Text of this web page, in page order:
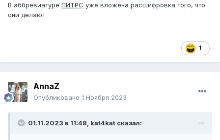
В аббревиатуре ПИТРС уже вложена расшифровка того, что
они делают
1
AnnaZ
Опубликовано 1 Ноября 2023
01.11.2023 в 11:48, kat4kat сказал: